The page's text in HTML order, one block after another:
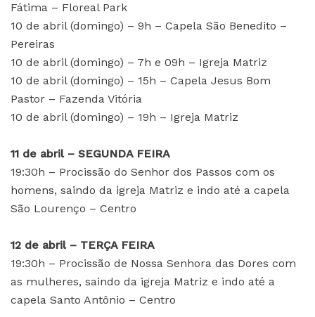
Fátima – Floreal Park
10 de abril (domingo) – 9h – Capela São Benedito –
Pereiras
10 de abril (domingo) – 7h e 09h – Igreja Matriz
10 de abril (domingo) – 15h – Capela Jesus Bom
Pastor – Fazenda Vitória
10 de abril (domingo) – 19h – Igreja Matriz
11 de abril – SEGUNDA FEIRA
19:30h – Procissão do Senhor dos Passos com os
homens, saindo da igreja Matriz e indo até a capela
São Lourenço – Centro
12 de abril – TERÇA FEIRA
19:30h – Procissão de Nossa Senhora das Dores com
as mulheres, saindo da igreja Matriz e indo até a
capela Santo Antônio – Centro